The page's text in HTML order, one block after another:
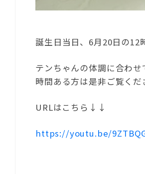
誕生日当日、6月20日の12
テンちゃんの体調に合わ
時間ある方は是非ご覧く
URLはこちら↓↓
https://youtu.be/